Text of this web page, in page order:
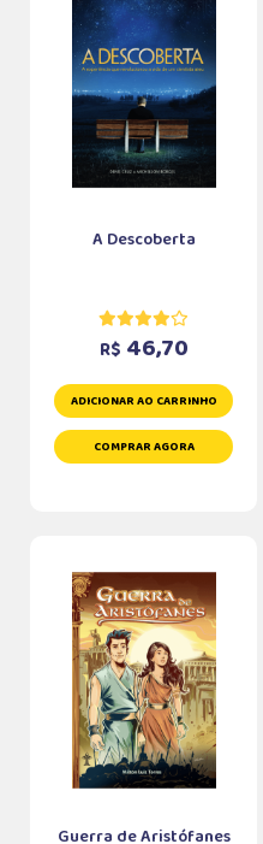
A Descoberta
R$ 46,70
ADICIONAR AO CARRINHO
COMPRAR AGORA
Guerra de Aristófanes